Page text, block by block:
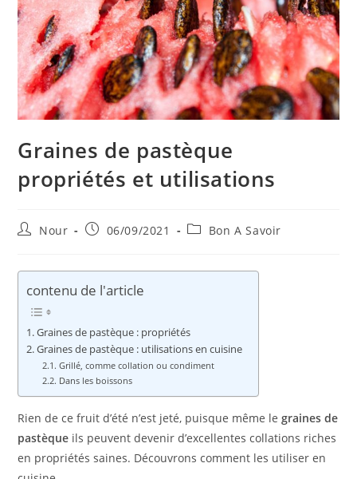
Graines de pastèque
propriétés et utilisations
Auteur/autrice
publication :
Nour
Publication
06/09/2021
PostBon A Savoir
contenu de l'article
Graines de pastèque : propriétés
Graines de pastèque : utilisations en cuisine
Grillé, comme collation ou condiment
Dans les boissons
Rien de ce fruit d’été n’est jeté, puisque même legraines de
pastèque ils peuvent devenir d’excellentes collations riches
en propriétés saines. Découvrons comment les utiliser en